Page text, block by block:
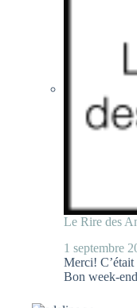
Le Rire des
1 septembre
Merci!
Bon week-